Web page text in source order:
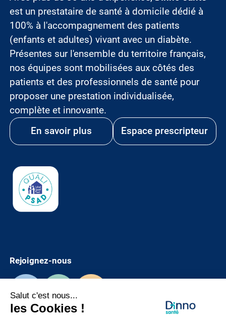
est un prestataire de santé à domicile dédié à
100% à l'accompagnement des patients
(enfants et adultes) vivant avec un diabète.
Présentes sur l'ensemble du territoire français,
nos équipes sont mobilisées aux côtés des
patients et des professionnels de santé pour
proposer une prestation individualisée,
complète et innovante.
En savoir plus
Espace prescripteur
Image
Rejoignez-nous